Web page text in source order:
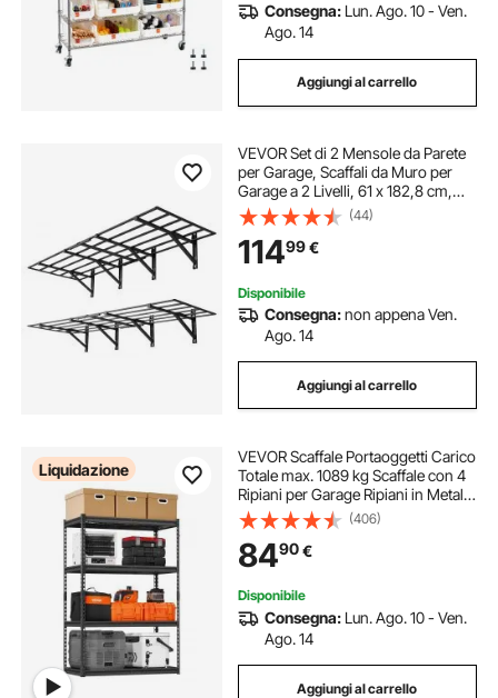
Consegna: Lun. Ago. 10 - Ven.
Ago. 14
Aggiungi al carrello
VEVOR Set di 2 Mensole da Parete
per Garage, Scaffali da Muro per
Garage a 2 Livelli, 61 x 182,8 cm,
Scaffali Metallico Sospesi, Portata
Totale di 725 kg, Soluzione
Salvaspazio per Officina e Casa
(44)
11499€
Disponibile
Consegna:non appena Ven.
Ago. 14
Aggiungi al carrello
Liquidazione
VEVOR Scaffale Portaoggetti Carico
Totale max. 1089 kg Scaffale con 4
Ripiani per Garage Ripiani in Metallo
Regolabili per Scaffalature Industriali
Ripiano Portaoggetti da Cucina,
Magazzino Officina
(406)
8490€
Disponibile
Consegna: Lun. Ago. 10 - Ven.
Ago. 14
Aggiungi al carrello